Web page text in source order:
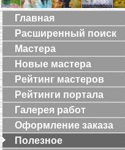
Главная
Расширенный поиск
Мастера
Новые мастера
Рейтинг мастеров
Рейтинги портала
Галерея работ
Оформление заказа
Полезное